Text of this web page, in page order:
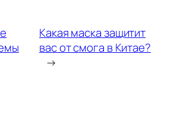
Какая маска защитит
вас от смога в Китае?
→